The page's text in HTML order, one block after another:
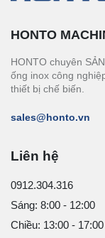
HONTO
HONTO chuyên
ống inox công
thiết bị chế biến.
sales@honto.vn
Liên hệ
0912.304.316
Sáng: 8:00 - 12:00
Chiều: 13:00 - 17:00